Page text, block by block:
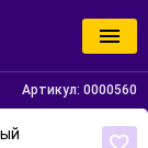
Артикул: 0000560